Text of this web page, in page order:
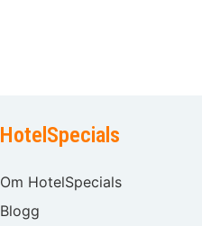
HotelSpecials
Om HotelSpecials
Blogg